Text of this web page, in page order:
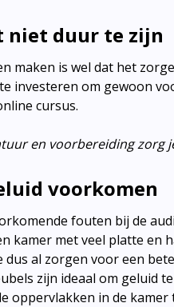
niet duur te zijn
maken is wel dat het
investeren om gewoon
cursus.
en voorbereiding zorg
voorkomen
fouten bij de
kamer met veel platte en
al zorgen voor een
zijn ideaal om geluid
oppervlakken in de kamer